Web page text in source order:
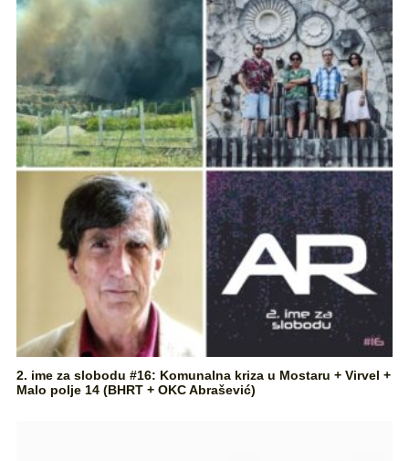
2. ime za slobodu #16: Komunalna kriza u Mostaru + Virvel +
Malo polje 14 (BHRT + OKC Abrašević)